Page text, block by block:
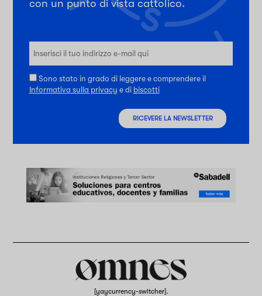
con un punto di vista cattolico.
Sono stato in grado di leggere e comprendere il
Informativa sulla privacy e di biscotti
RICEVERE LA NEWSLETTER
[yaycurrency-switcher].